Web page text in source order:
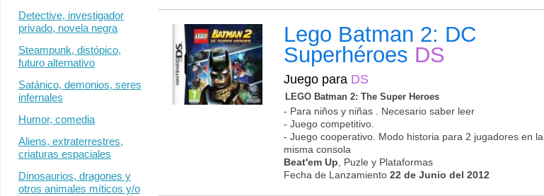
Detective, investigador
privado, novela negra
Steampunk, distópico,
futuro alternativo
Satánico, demonios, seres
infernales
Humor, comedia
Aliens, extraterrestres,
criaturas espaciales
Dinosaurios, dragones y
otros animales míticos y/o
Lego Batman 2: DC
Superhéroes DS
Juego para DS
LEGO Batman 2: The Super Heroes
- Para niños y niñas . Necesario saber leer
- Juego competitivo.
- Juego cooperativo. Modo historia para 2 jugadores en la
misma consola
Beat'em Up , Puzle y Plataformas
Fecha de Lanzamiento22 de Junio del 2012